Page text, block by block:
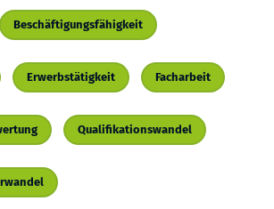
Beschäftigungsfähigkeit
Erwerbstätigkeit Facharbeit
Qualifikationswandel